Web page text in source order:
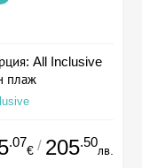
All Inclusive
плаж
.07
€ / 205.50
лв.